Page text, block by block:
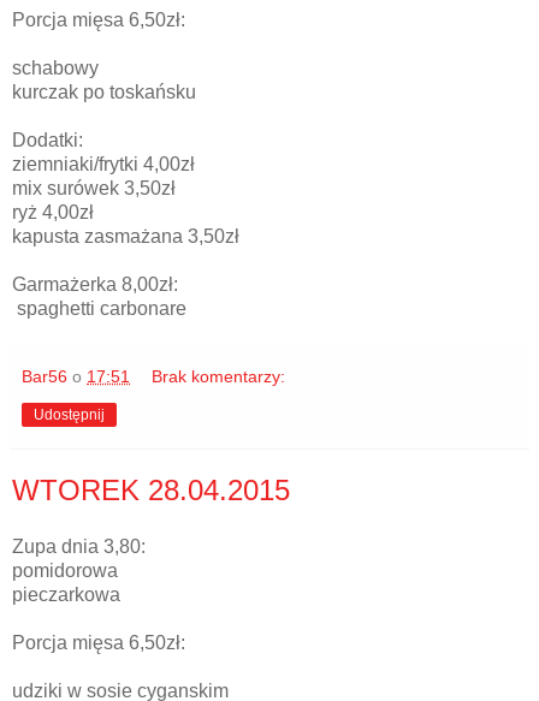
Porcja mięsa 6,50zł:
schabowy
kurczak po toskańsku
Dodatki:
ziemniaki/frytki 4,00zł
mix surówek 3,50zł
ryż 4,00zł
kapusta zasmażana 3,50zł
Garmażerka 8,00zł:
spaghetti carbonare
Bar56 o 17:51 Brak komentarzy:
Udostępnij
WTOREK 28.04.2015
Zupa dnia 3,80:
pomidorowa
pieczarkowa
Porcja mięsa 6,50zł:
udziki w sosie cyganskim